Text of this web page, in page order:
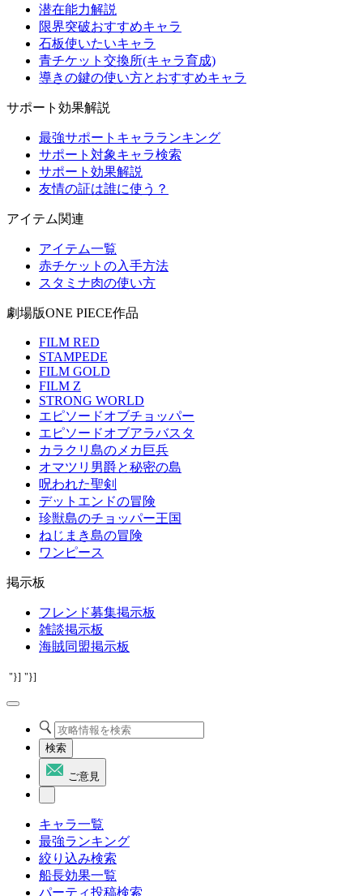
潜在能力解説
限界突破おすすめキャラ
石板使いたいキャラ
青チケット交換所(キャラ育成)
導きの鍵の使い方とおすすめキャラ
サポート効果解説
最強サポートキャラランキング
サポート対象キャラ検索
サポート効果解説
友情の証は誰に使う？
アイテム関連
アイテム一覧
赤チケットの入手方法
スタミナ肉の使い方
劇場版ONE PIECE作品
FILM RED
STAMPEDE
FILM GOLD
FILM Z
STRONG WORLD
エピソードオブチョッパー
エピソードオブアラバスタ
カラクリ島のメカ巨兵
オマツリ男爵と秘密の島
呪われた聖剣
デットエンドの冒険
珍獣島のチョッパー王国
ねじまき島の冒険
ワンピース
掲示板
フレンド募集掲示板
雑談掲示板
海賊同盟掲示板
"}] "}]
検索
ご意見
キャラ一覧
最強ランキング
絞り込み検索
船長効果一覧
パーティ投稿検索